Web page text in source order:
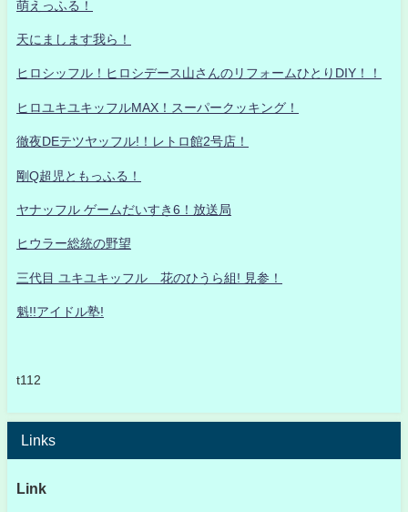
萌えっふる！
天にまします我ら！
ヒロシッフル！ヒロシデース山さんのリフォームひとりDIY！！
ヒロユキユキッフルMAX！スーパークッキング！
徹夜DEテツヤッフル!！レトロ館2号店！
剛Q超児ともっふる！
ヤナッフル ゲームだいすき6！放送局
ヒウラー総統の野望
三代目 ユキユキッフル 花のひうら組! 見参！
魁!!アイドル塾!
t112
Links
Link